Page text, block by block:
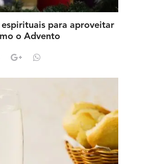
para aproveitar
o Advento